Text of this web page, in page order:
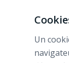
Un